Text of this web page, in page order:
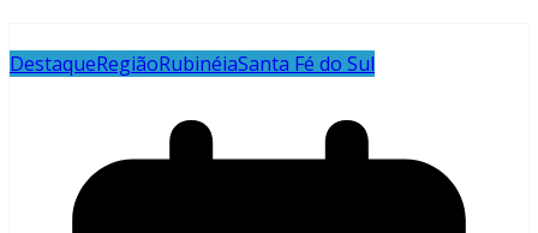
DestaqueRegiãoRubinéiaSanta Fé do Sul